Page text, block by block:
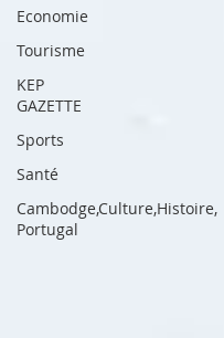
Economie
Tourisme
KEP
GAZETTE
Sports
Santé
Cambodge,Culture,Histoire,
Portugal